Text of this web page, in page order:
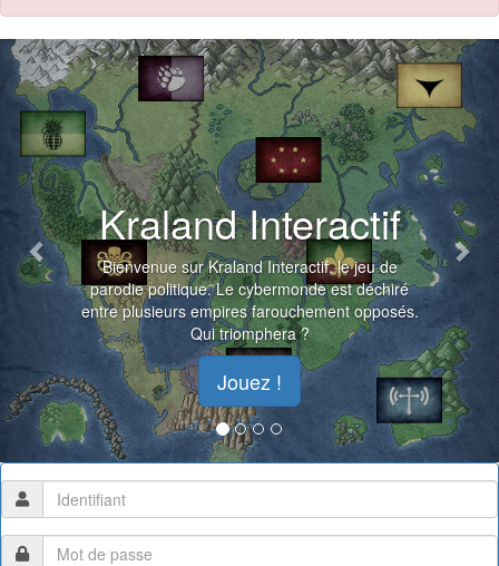
Kraland Interactif
Bienvenue sur Kraland Interactif, le jeu de
parodie politique. Le cybermonde est déchiré
entre plusieurs empires farouchement opposés.
Qui triomphera ?
Jouez !
Previous